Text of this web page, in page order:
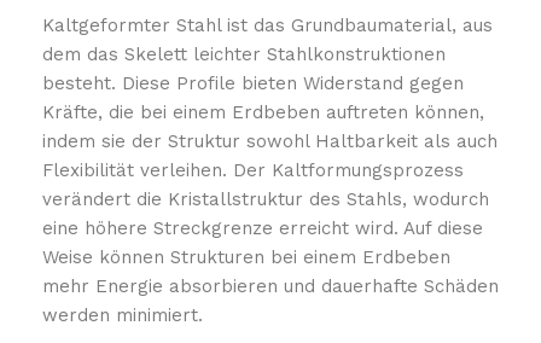
Kaltgeformter Stahl ist das Grundbaumaterial, aus
dem das Skelett leichter Stahlkonstruktionen
besteht. Diese Profile bieten Widerstand gegen
Kräfte, die bei einem Erdbeben auftreten können,
indem sie der Struktur sowohl Haltbarkeit als auch
Flexibilität verleihen. Der Kaltformungsprozess
verändert die Kristallstruktur des Stahls, wodurch
eine höhere Streckgrenze erreicht wird. Auf diese
Weise können Strukturen bei einem Erdbeben
mehr Energie absorbieren und dauerhafte Schäden
werden minimiert.